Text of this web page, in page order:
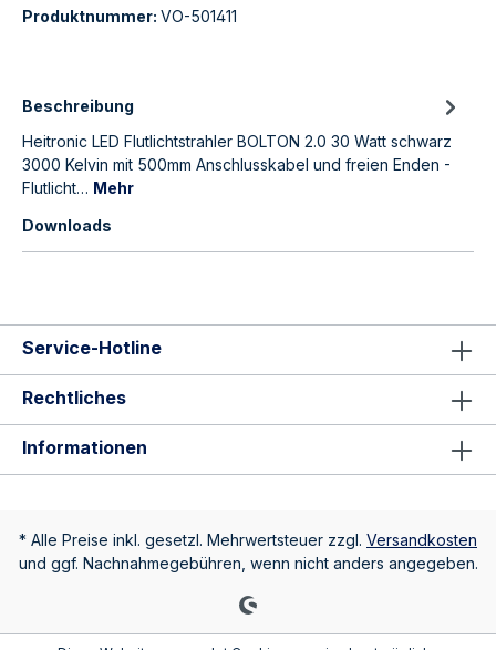
Produktnummer: VO-501411
Beschreibung
Heitronic LED Flutlichtstrahler BOLTON 2.0 30 Watt schwarz
3000 Kelvin mit 500mm Anschlusskabel und freien Enden -
Flutlicht… Mehr
Downloads
Service-Hotline
Rechtliches
Informationen
* Alle Preise inkl. gesetzl. Mehrwertsteuer zzgl. Versandkosten
und ggf. Nachnahmegebühren, wenn nicht anders angegeben.